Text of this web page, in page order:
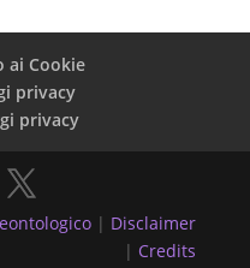
ai Cookie
privacy
privacy
| Disclaimer
| Credits